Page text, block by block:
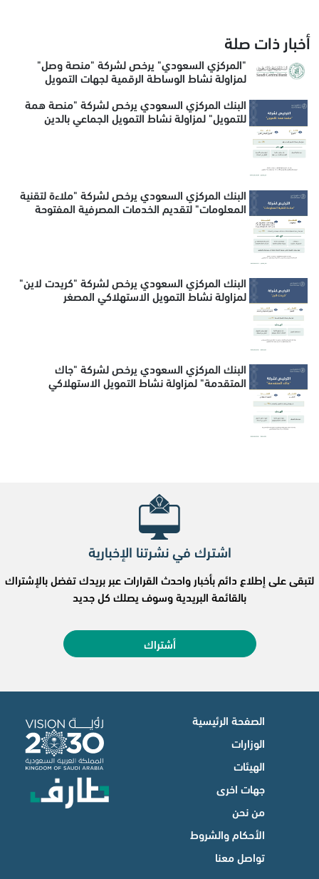
أخبار ذات صلة
"المركزي السعودي" يرخص لشركة "منصة وصل"
لمزاولة نشاط الوساطة الرقمية لجهات التمويل
البنك المركزي السعودي يرخص لشركة "منصة همة
للتمويل" لمزاولة نشاط التمويل الجماعي بالدين
البنك المركزي السعودي يرخص لشركة "ملاءة لتقنية
المعلومات" لتقديم الخدمات المصرفية المفتوحة
البنك المركزي السعودي يرخص لشركة "كريدت لاين"
لمزاولة نشاط التمويل الاستهلاكي المصغر
البنك المركزي السعودي يرخص لشركة "جاك
المتقدمة" لمزاولة نشاط التمويل الاستهلاكي
اشترك في نشرتنا الإخبارية
لتبقى على إطلاع دائم بأخبار واحدث القرارات عبر بريدك تفضل بالإشتراك
بالقائمة البريدية وسوف يصلك كل جديد
أشتراك
الصفحة الرئيسية
الوزارات
الهيئات
جهات اخرى
من نحن
الأحكام والشروط
تواصل معنا